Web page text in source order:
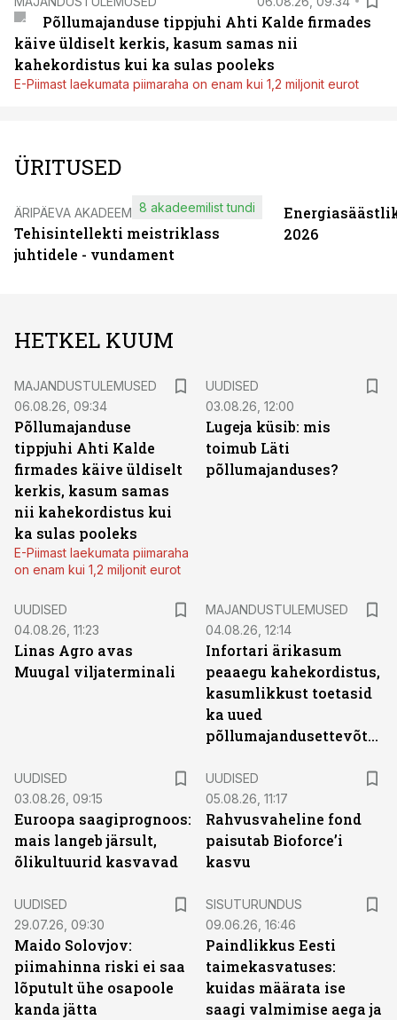
Põllumajanduse tippjuhi Ahti Kalde firmades
käive üldiselt kerkis, kasum samas nii
kahekordistus kui ka sulas pooleks
E-Piimast laekumata piimaraha on enam kui 1,2 miljonit eurot
ÜRITUSED
ÄRIPÄEVA AKADEEMIA
Tehisintellekti meistriklass
juhtidele - vundament
8 akadeemilist tundi
2026
HETKEL KUUM
MAJANDUSTULEMUSED
06.08.26, 09:34
Põllumajanduse
tippjuhi Ahti Kalde
firmades käive üldiselt
kerkis, kasum samas
nii kahekordistus kui
ka sulas pooleks
E-Piimast laekumata piimaraha
on enam kui 1,2 miljonit eurot
UUDISED
03.08.26, 12:00
Lugeja küsib: mis
toimub Läti
põllumajanduses?
UUDISED
04.08.26, 11:23
Linas Agro avas
Muugal viljaterminali
MAJANDUSTULEMUSED
04.08.26, 12:14
Infortari ärikasum
peaaegu kahekordistus,
kasumlikkust toetasid
ka uued
põllumajandusettevõtted
UUDISED
03.08.26, 09:15
Euroopa saagiprognoos:
mais langeb järsult,
õlikultuurid kasvavad
UUDISED
05.08.26, 11:17
Rahvusvaheline fond
paisutab Bioforce’i
kasvu
UUDISED
29.07.26, 09:30
Maido Solovjov:
piimahinna riski ei saa
lõputult ühe osapoole
kanda jätta
SISUTURUNDUS
09.06.26, 16:46
Paindlikkus Eesti
taimekasvatuses:
kuidas määrata ise
saagi valmimise aega ja